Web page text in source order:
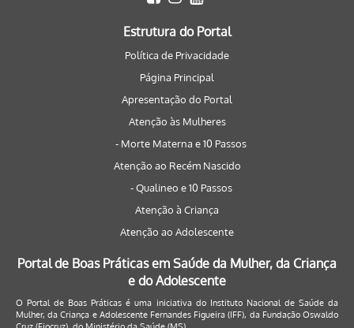
Estrutura do Portal
Política de Privacidade
Página Principal
Apresentação do Portal
Atenção às Mulheres
- Morte Materna e 10 Passos
Atenção ao Recém Nascido
- Qualineo e 10 Passos
Atenção à Criança
Atenção ao Adolescente
Portal de Boas Práticas em Saúde da Mulher, da Criança
e do Adolescente
O Portal de Boas Práticas é uma iniciativa do Instituto Nacional de Saúde da
Mulher, da Criança e Adolescente Fernandes Figueira (IFF), da Fundação Oswaldo